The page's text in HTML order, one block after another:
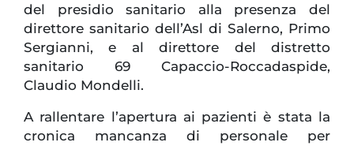
del presidio sanitario alla presenza del
direttore sanitario dell’Asl di Salerno, Primo
Sergianni, e al direttore del distretto
sanitario 69 Capaccio-Roccadaspide,
Claudio Mondelli.
A rallentare l’apertura ai pazienti è stata la
cronica mancanza di personale per